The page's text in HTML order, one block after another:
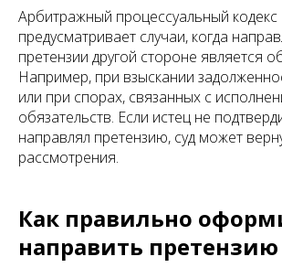
Арбитражный процессуальный
предусматривает случаи, когда
претензии другой стороне является
Например, при взыскании
или при спорах, связанных с
обязательств. Если истец не
направлял претензию, суд может
рассмотрения.
Как правильно
направить претензию